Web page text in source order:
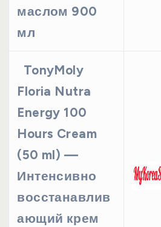
маслом 900
мл
TonyMoly
Floria Nutra
Energy 100
Hours Cream
(50 ml) —
Интенсивно
восстанавлив
ающий крем